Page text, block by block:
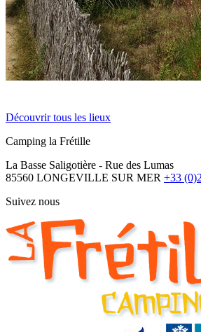
Découvrir tous les lieux
Camping la Frétille
La Basse Saligotière - Rue des Lumas
85560 LONGEVILLE SUR MER +33
Suivez nous